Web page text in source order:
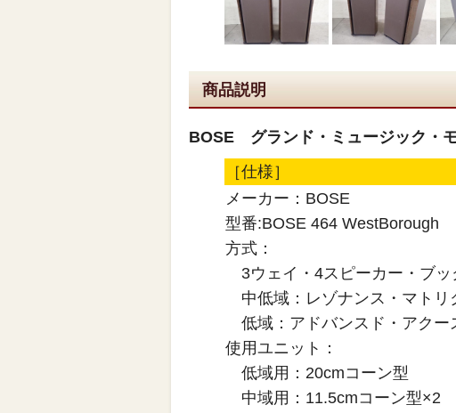
商品説明
BOSE グランド・ミュージック
［仕様］
メーカー：BOSE
型番:BOSE 464 WestBorough
方式：
3ウェイ・4スピーカー・ブッ
中低域：レゾナンス・マトリ
低域：アドバンスド・アクー
使用ユニット：
低域用：20cmコーン型
中域用：11.5cmコーン型×2